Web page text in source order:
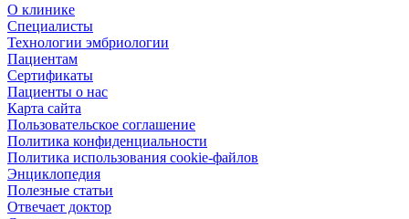
О клинике
Специалисты
Технологии эмбриологии
Пациентам
Сертификаты
Пациенты о нас
Карта сайта
Пользовательское соглашение
Политика конфиденциальности
Политика использования cookie-файлов
Энциклопедия
Полезные статьи
Отвечает доктор